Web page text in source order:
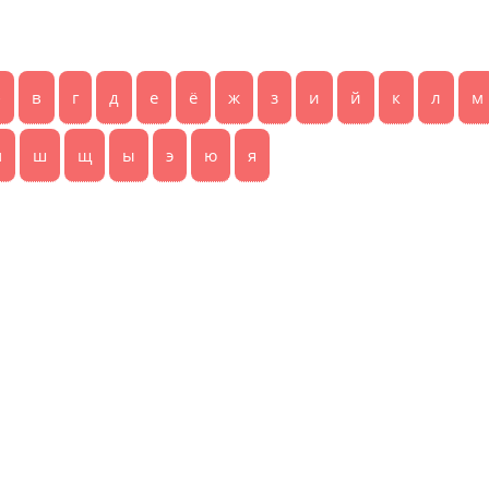
в г д е ё ж з и й к л м
ш щ ы э ю я